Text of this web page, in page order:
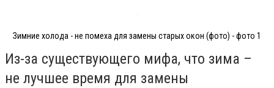
Зимние холода - не помеха для замены старых окон (фото) - фото 1
Из-за существующего мифа, что зима –
не лучшее время для замены